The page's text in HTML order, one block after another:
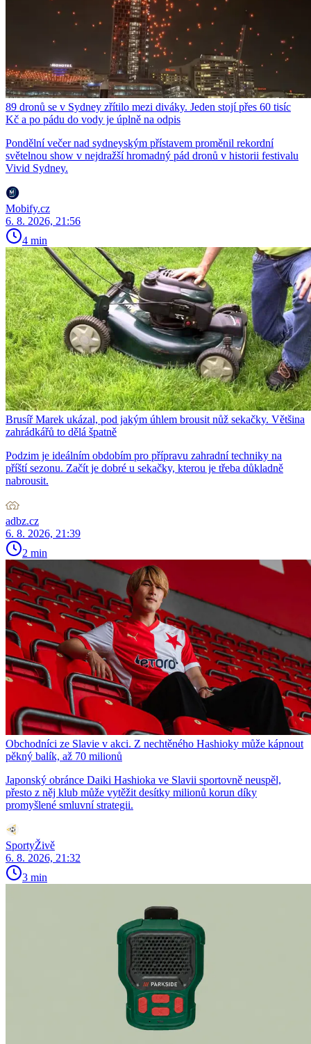
89 dronů se v Sydney zřítilo mezi diváky. Jeden stojí přes 60 tisíc
Kč a po pádu do vody je úplně na odpis
Pondělní večer nad sydneyským přístavem proměnil rekordní
světelnou show v nejdražší hromadný pád dronů v historii festivalu
Vivid Sydney.
Mobify.cz
6. 8. 2026, 21:56
4 min
Brusíř Marek ukázal, pod jakým úhlem brousit nůž sekačky. Většina
zahrádkářů to dělá špatně
Podzim je ideálním obdobím pro přípravu zahradní techniky na
příští sezonu. Začít je dobré u sekačky, kterou je třeba důkladně
nabrousit.
adbz.cz
6. 8. 2026, 21:39
2 min
Obchodníci ze Slavie v akci. Z nechtěného Hashioky může kápnout
pěkný balík, až 70 milionů
Japonský obránce Daiki Hashioka ve Slavii sportovně neuspěl,
přesto z něj klub může vytěžit desítky milionů korun díky
promyšlené smluvní strategii.
SportyŽivě
6. 8. 2026, 21:32
3 min